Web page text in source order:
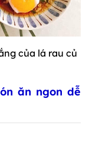
của lá rau củ
ăn ngon dễ